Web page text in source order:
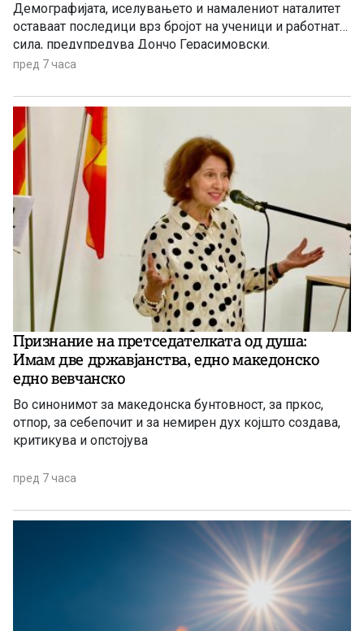
Демографијата, иселувањето и намалениот наталитет
оставаат последици врз бројот на ученици и работната
сила, предупредува Дончо Герасимовски.
пред 7 часа
Признание на претседателката од душа:
Имам две државјанства, едно македонско
едно вевчанско
Во синонимот за македонска бунтовност, за пркос,
отпор, за себепочит и за немирен дух којшто создава,
критикува и опстојува
пред 7 часа